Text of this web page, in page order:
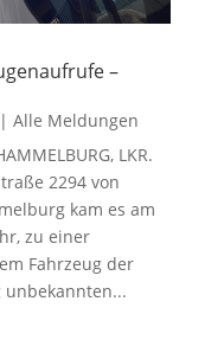
–
Alle Meldungen
LKR.
2294 von
kam es am
zu einer
Fahrzeug der